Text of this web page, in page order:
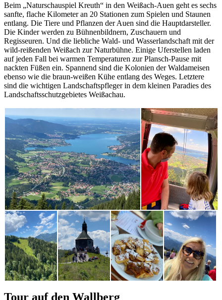
Beim „Naturschauspiel Kreuth“ in den Weißach-Auen geht es sechs
sanfte, flache Kilometer an 20 Stationen zum Spielen und Staunen
entlang. Die Tiere und Pflanzen der Auen sind die Hauptdarsteller.
Die Kinder werden zu Bühnenbildnern, Zuschauern und
Regisseuren. Und die liebliche Wald- und Wasserlandschaft mit der
wild-reißenden Weißach zur Naturbühne. Einige Uferstellen laden
auf jeden Fall bei warmen Temperaturen zur Plansch-Pause mit
nackten Füßen ein. Spannend sind die Kolonien der Waldameisen
ebenso wie die braun-weißen Kühe entlang des Weges. Letztere
sind die wichtigen Landschaftspfleger in dem kleinen Paradies des
Landschaftsschutzgebietes Weißachau.
Tour auf den Wallberg